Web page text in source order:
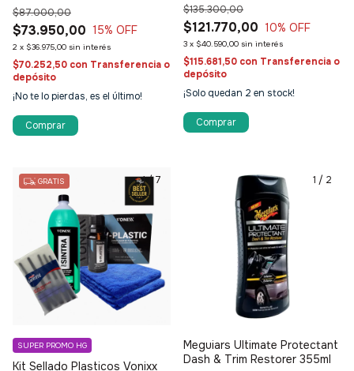
$73.950,00
$87.000,00
15% OFF
2 x $36.975,00 sin interés
$70.252,50 con Transferencia o
depósito
¡No te lo pierdas, es el último!
$121.770,00
$135.300,00
10% OFF
3 x $40.590,00 sin interés
$115.681,50 con Transferencia o
depósito
¡Solo quedan 2 en stock!
1/7
GRATIS
Kit Sellado Plasticos Vonixx
SUPER PROMO HG
1 / 2
Meguiars Ultimate Protectant
Dash & Trim Restorer 355ml